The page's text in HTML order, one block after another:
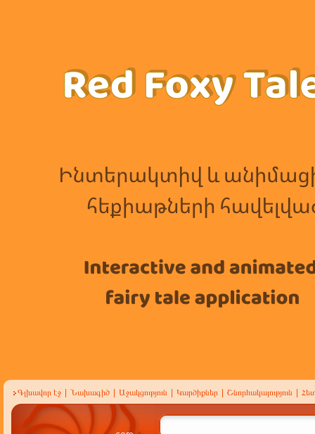
Գլխավոր էջ Նախագիծ Աջակցություն Կարծիքներ Շնորհակալություն